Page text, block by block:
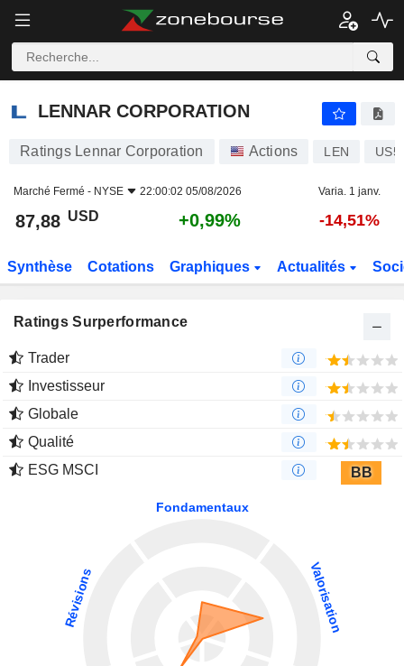
LENNAR CORPORATION
LENNAR CORPORATION
Ratings Lennar Corporation Actions LEN
Marché Fermé - NYSE 22:00:02 05/08/2026 Varia. 1 janv.
87,88 USD +0,99% -14,51%
Synthèse Cotations Graphiques Actualités
Ratings Surperformance
Trader
Investisseur
Globale
Qualité
ESG MSCI
BB